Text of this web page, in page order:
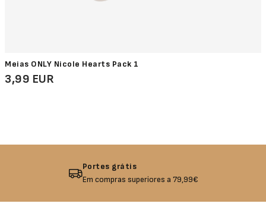
Meias ONLY Nicole Hearts Pack 1
3,99 EUR
Devolução garantida
Não gostou? Troque o seu produto!